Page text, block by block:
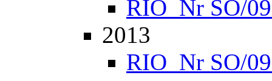
RIO_Nr SO/
2013
RIO_Nr SO/